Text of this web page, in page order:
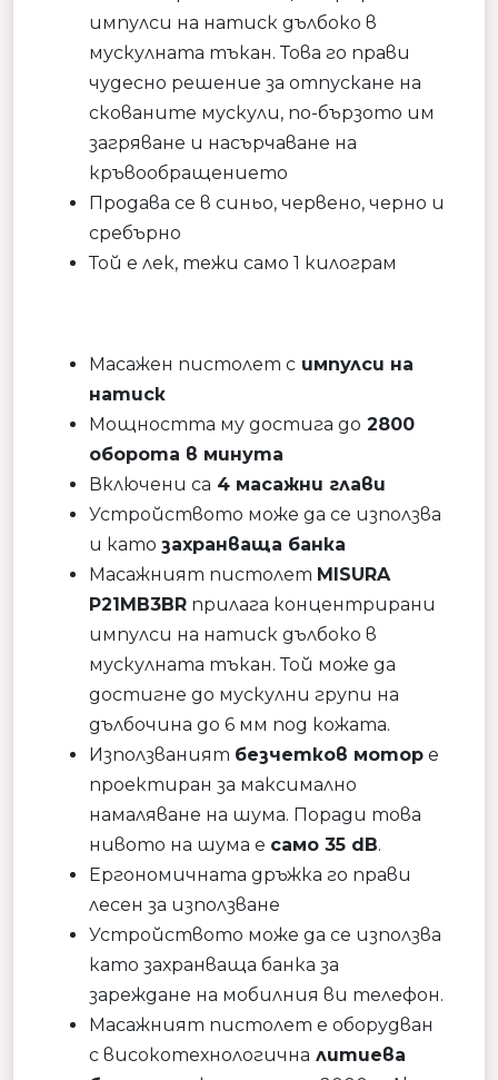
импулси на натиск дълбоко в
мускулната тъкан. Това го прави
чудесно решение за отпускане на
скованите мускули, по-бързото им
загряване и насърчаване на
кръвообращението
Продава се в синьо, червено, черно и
сребърно
Той е лек, тежи само 1 килограм
Масажен пистолет с импулси на
натиск
Мощността му достига до 2800
оборота в минута
Включени са 4 масажни глави
Устройството може да се използва
и като захранваща банка
Масажният пистолет MISURA
P21MB3BR прилага концентрирани
импулси на натиск дълбоко в
мускулната тъкан. Той може да
достигне до мускулни групи на
дълбочина до 6 мм под кожата.
Използваният безчетков мотор е
проектиран за максимално
намаляване на шума. Поради това
нивото на шума е само 35 dB.
Ергономичната дръжка го прави
лесен за използване
Устройството може да се използва
като захранваща банка за
зареждане на мобилния ви телефон.
Масажният пистолет е оборудван
с високотехнологична литиева